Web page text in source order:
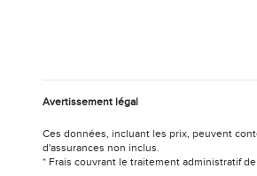
Avertissement légal
Ces données, incluant les prix, peuvent
d'assurances non inclus.
* Frais couvrant le traitement administratif